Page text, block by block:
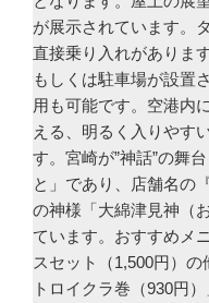
が展示されています。
直接乗り入れがありま
もしくは駐車場が設置
用も可能です。空港内
える、明るく入りやす
す。宮崎が”神話”の舞
と」であり、店舗名の
の神様「大綿津見神（
ています。おすすめメ
スセット（1,500円）
トロイクラ巻（930円